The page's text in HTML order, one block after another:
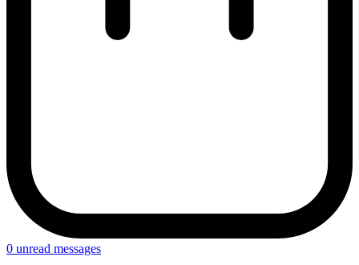
0 unread messages